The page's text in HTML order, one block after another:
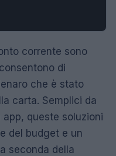
corrente sono
di
che è stato
carta. Semplici da
queste soluzioni
del budget e un
seconda della